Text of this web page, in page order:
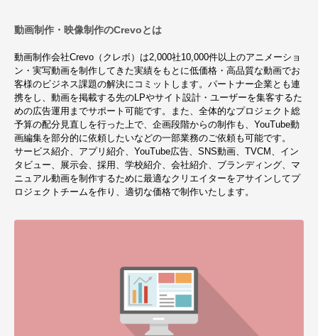
動画制作・映像制作のCrevoとは
動画制作会社Crevo（クレボ）は2,000社10,000件以上のアニメーショ
ン・実写動画を制作してきた実績をもとに低価格・高品質な動画でお
客様のビジネス課題の解決にコミットします。パートナー企業とも連
携をし、動画を掲載する先のLPやサイト設計・ユーザーを集客するた
めの広告運用までサポート可能です。また、全体的なプロジェクト総
予算の配分見直しを行った上で、企画段階からの制作も、YouTube動
画編集を部分的に依頼したいなどの一部業務のご依頼も可能です。
サービス紹介、アプリ紹介、YouTube広告、SNS動画、TVCM、イン
タビュー、展示会、採用、学校紹介、会社紹介、ブランディング、マ
ニュアル動画を制作するために最適なクリエイターをアサインしてプ
ロジェクトチームを作り、適切な価格で制作いたします。